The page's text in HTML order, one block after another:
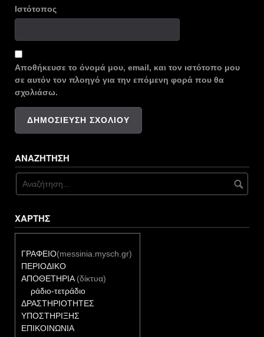
Ιστότοπος
Αποθήκευσε το όνομά μου, email, και τον ιστότοπο μου
σε αυτόν τον πλοηγό για την επόμενη φορά που θα
σχολιάσω.
ΑΝΑΖΉΤΗΣΗ
ΧΆΡΤΗΣ
ΓΡΑΦΕΙΟ(messinia.mysch.gr)
ΠΕΡΙΟΔΙΚΟ
ΑΠΟΘΕΤΗΡΙΑ(δίκτυα)
ράδιο-τετράδιο
ΔΡΑΣΤΗΡΙΟΤΗΤΕΣ
ΥΠΟΣΤΗΡΙΞΗΣ
ΕΠΙΚΟΙΝΩΝΙΑ